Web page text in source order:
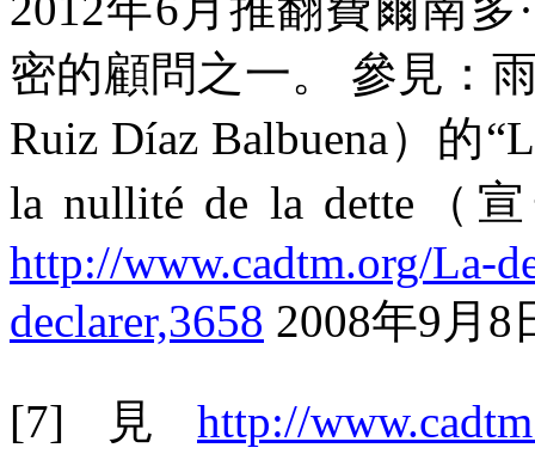
密的顧問之一。
參見：
Ruiz Díaz Balbuena）的“
la nullité de la dette （
http://www.cadtm.org/La-
declarer,3658 2008年9 月 8
[7] 見 http://